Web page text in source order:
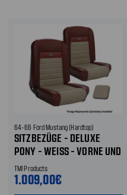
64-66 Ford Mustang (Hardtop)
SITZBEZÜGE - DELUXE
PONY - WEISS - VORNE UND H
INTEN
TMI Products
1.009,00€